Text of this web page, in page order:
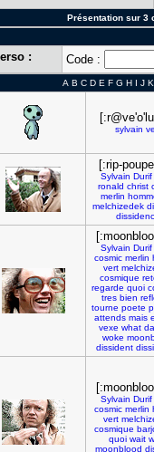
Présentation sur 3
: Code :
A B C D E F G H I J K
sylvain
[:rip-
Sylvain Durif
ronald christ
merlin
melchizedek
Sylvain Durif
cosmic merlin
vert
cosmique
regarde quoi
tres bien
tourne poete
attends mais
vexe what
woke
dissident
Sylvain Durif
cosmic merlin
vert
cosmique
quoi wait
moonblood